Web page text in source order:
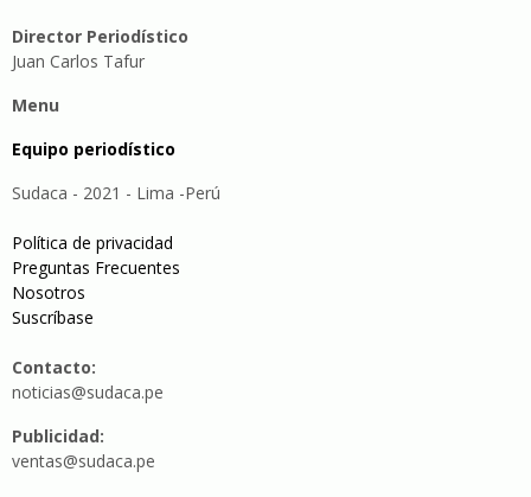
Director Periodístico
Juan Carlos Tafur
Menu
Equipo periodístico
Sudaca - 2021 - Lima -Perú
Política de privacidad
Preguntas Frecuentes
Nosotros
Suscríbase
Contacto:
noticias@sudaca.pe
Publicidad:
ventas@sudaca.pe